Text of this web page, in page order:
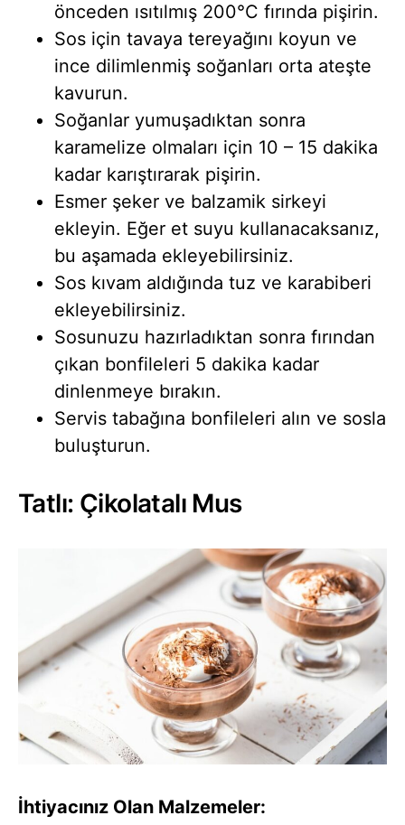
önceden ısıtılmış 200°C fırında pişirin.
Sos için tavaya tereyağını koyun ve
ince dilimlenmiş soğanları orta ateşte
kavurun.
Soğanlar yumuşadıktan sonra
karamelize olmaları için 10 – 15 dakika
kadar karıştırarak pişirin.
Esmer şeker ve balzamik sirkeyi
ekleyin. Eğer et suyu kullanacaksanız,
bu aşamada ekleyebilirsiniz.
Sos kıvam aldığında tuz ve karabiberi
ekleyebilirsiniz.
Sosunuzu hazırladıktan sonra fırından
çıkan bonfileleri 5 dakika kadar
dinlenmeye bırakın.
Servis tabağına bonfileleri alın ve sosla
buluşturun.
Tatlı: Çikolatalı Mus
İhtiyacınız Olan Malzemeler: